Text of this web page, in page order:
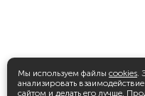
Мы используем файлы cookies.
анализировать
сайтом и делать его лучше.